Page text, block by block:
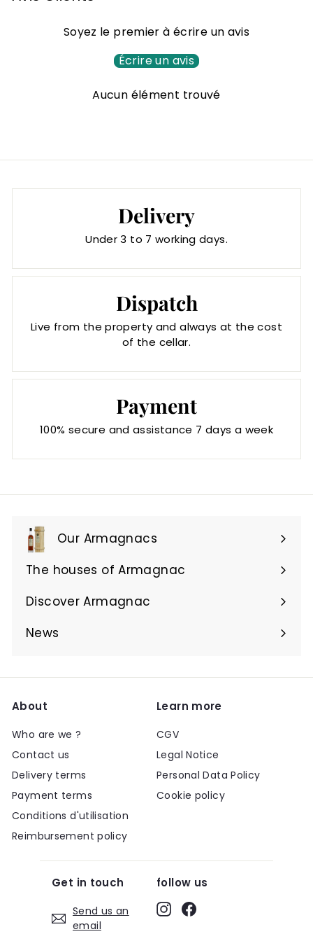
8
Soyez le premier à écrire un avis
Écrire un avis
Aucun élément trouvé
Delivery
Under 3 to 7 working days.
Dispatch
Live from the property and always at the cost
of the cellar.
Payment
100% secure and assistance 7 days a week
Our Armagnacs
Expand
submenu
The houses of Armagnac
Expand
submenu
Discover Armagnac
Expand
submenu
News
About
Who are we ?
Contact us
Delivery terms
Payment terms
Conditions d'utilisation
Reimbursement policy
Learn more
CGV
Legal Notice
Personal Data Policy
Cookie policy
Get in touch
Send us an
email
follow us
InstagramFacebook